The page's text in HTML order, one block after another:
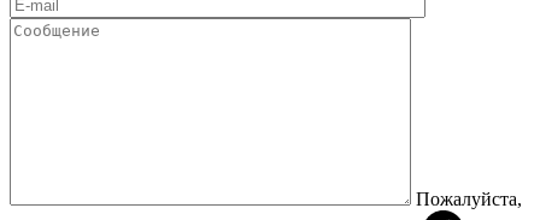
Пожалуйста,